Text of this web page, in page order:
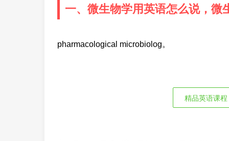
一、微生物学用英语怎么说，微
pharmacological microbiolog。
精品英语课程